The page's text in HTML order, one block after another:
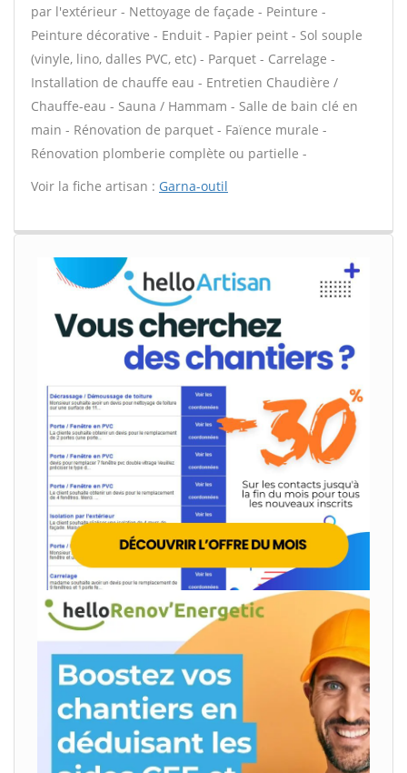
par l'extérieur - Nettoyage de façade - Peinture -
Peinture décorative - Enduit - Papier peint - Sol souple
(vinyle, lino, dalles PVC, etc) - Parquet - Carrelage -
Installation de chauffe eau - Entretien Chaudière /
Chauffe-eau - Sauna / Hammam - Salle de bain clé en
main - Rénovation de parquet - Faïence murale -
Rénovation plomberie complète ou partielle -
Voir la fiche artisan : Garna-outil